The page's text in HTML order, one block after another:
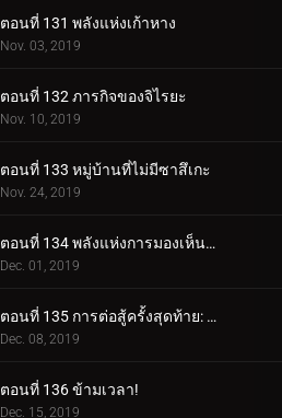
ตอนที่ 131 พลังแห่งเก้าหาง
Nov. 03, 2019
ตอนที่ 132 ภารกิจของจิไรยะ
Nov. 10, 2019
ตอนที่ 133 หมู่บ้านที่ไม่มีซาสึเกะ
Nov. 24, 2019
ตอนที่ 134 พลังแห่งการมองเห็นอนาคต
Dec. 01, 2019
ตอนที่ 135 การต่อสู้ครั้งสุดท้าย: อุราชิกิ
Dec. 08, 2019
ตอนที่ 136 ข้ามเวลา!
Dec. 15, 2019